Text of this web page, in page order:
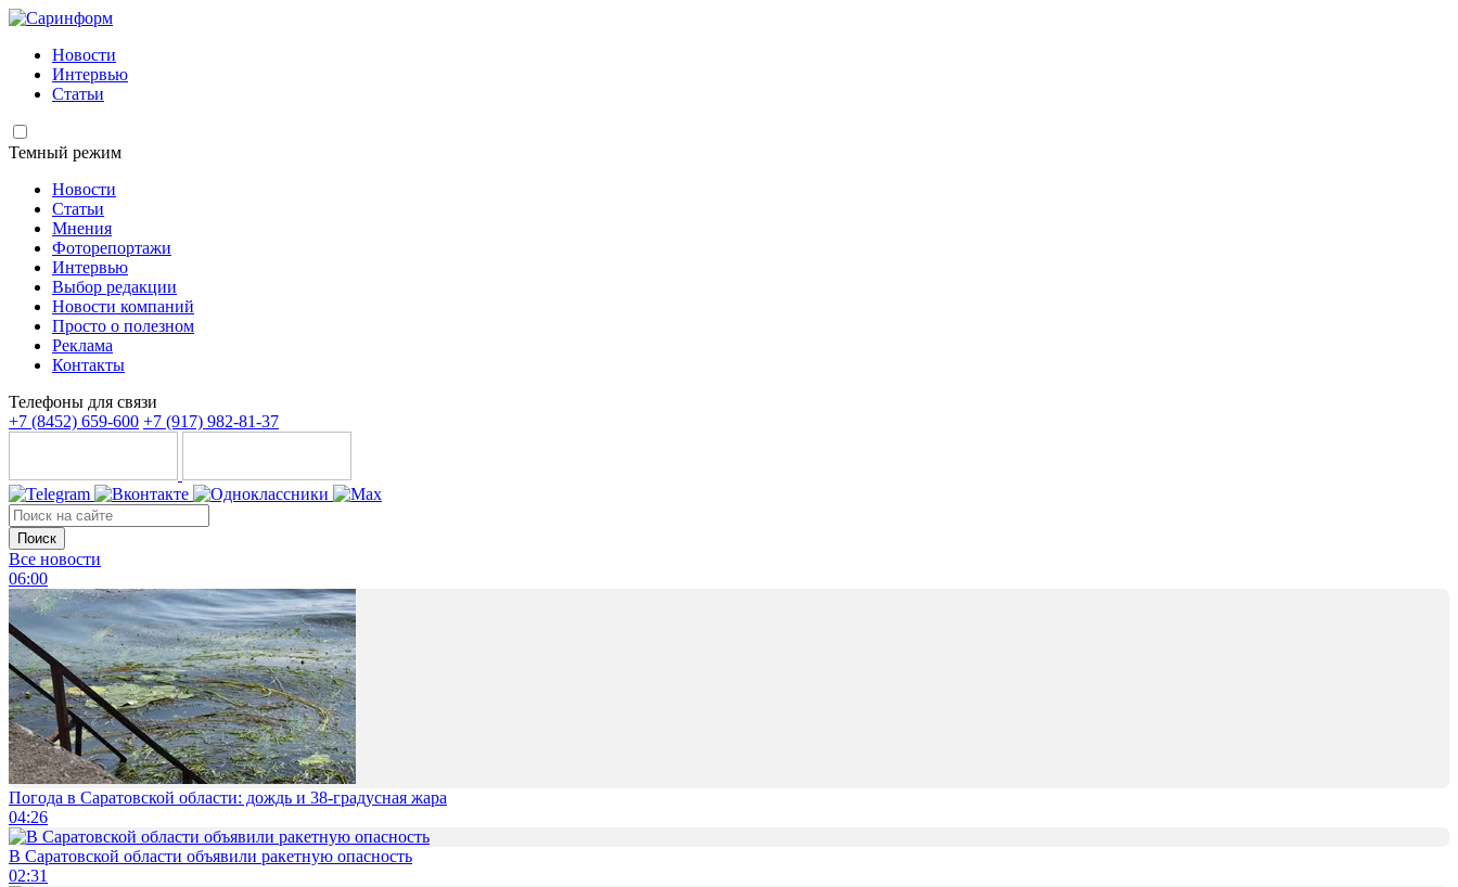
Новости
Интервью
Статьи
Темный режим
Новости
Статьи
Мнения
Фоторепортажи
Интервью
Выбор редакции
Новости компаний
Просто о полезном
Реклама
Контакты
Телефоны для связи
+7 (8452) 659-600 +7 (917) 982-81-37
Поиск
Все новости
06:00
Погода в Саратовской области: дождь и 38-градусная жара
04:26
В Саратовской области объявили ракетную опасность
02:31